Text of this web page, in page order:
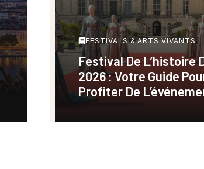
FESTIVALS & ARTS VIVANTS
Festival De L’histoire
2026 : Votre Guide
Profiter De